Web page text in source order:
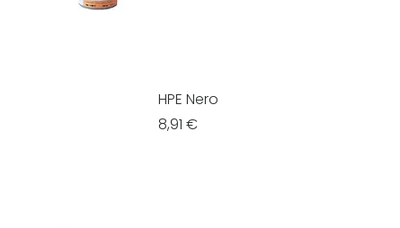
HPE Nero
Prezzo
8,91 €